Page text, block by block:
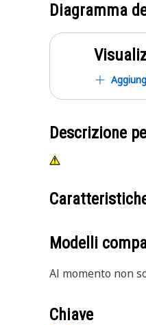
Diagramma
Descrizione
Modelli
Al momento non
Chiave